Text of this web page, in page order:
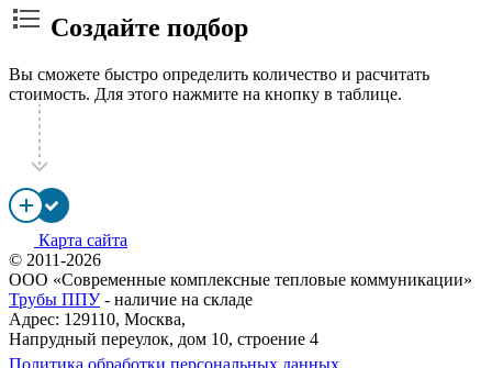
Создайте подбор
Вы сможете быстро определить количество и расчитать
стоимость. Для этого нажмите на кнопку в таблице.
Карта сайта
© 2011-2026
ООО «Современные комплексные тепловые коммуникации»
Трубы ППУ- наличие на складе
Адрес: 129110, Москва,
Напрудный переулок, дом 10, строение 4